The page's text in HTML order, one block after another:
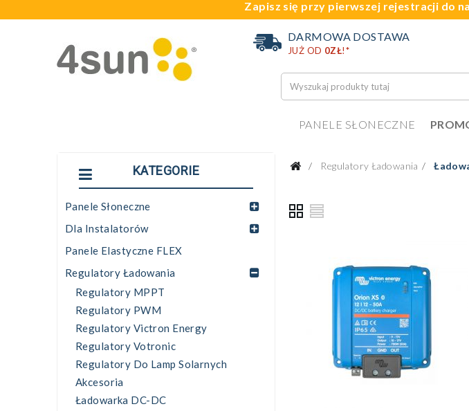
Zapisz się przy pierwszej rejestracji do
DARMOWA DOSTAWA
JUŻ OD 0ZŁ!*
PANELE SŁONECZNE
KATEGORIE
Panele Słoneczne
Dla Instalatorów
Panele Elastyczne FLEX
Regulatory Ładowania
Regulatory MPPT
Regulatory PWM
Regulatory Victron Energy
Regulatory Votronic
Regulatory Do Lamp Solarnych
Akcesoria
Ładowarka DC-DC
Regulatory Ładowania